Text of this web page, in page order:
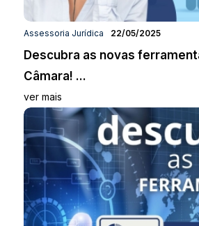
Assessoria Jurídica 22/05/2025
Descubra as novas
Câmara! ...
ver mais